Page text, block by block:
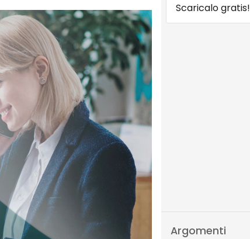
Scaricalo gratis!
Argomenti